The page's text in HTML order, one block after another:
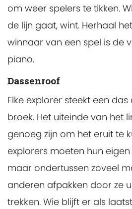
om weer spelers te tikken.
de lijn gaat, wint. Herhaal
winnaar van een spel is de
piano.
Dassenroof
Elke explorer steekt een
broek. Het uiteinde van het
genoeg zijn om het eruit te
explorers moeten hun
maar ondertussen zoveel
anderen afpakken door ze
trekken. Wie blijft er als